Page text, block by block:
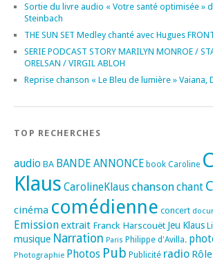
Sortie du livre audio « Votre santé optimisée »
Steinbach
THE SUN SET Medley chanté avec Hugues
SERIE PODCAST STORY MARILYN MONROE /
ORELSAN / VIRGIL ABLOH
Reprise chanson « Le Bleu de lumière » Vaiana,
TOP RECHERCHES
audio BA BANDE ANNONCE book Caroline
Klaus CarolineKlaus chanson chant
cinéma comédienne concert
Emissionextrait Franck Harscouët Jeu Klaus
musique Narration Paris Philippe d'Avilla.
Photographie Photos Pub Publicité radio Rôle